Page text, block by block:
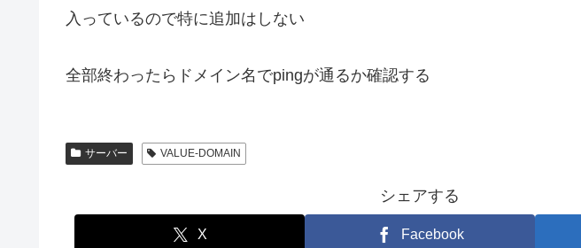
入っているので特に追加はしない
全部終わったらドメイン名でpingが通るか確認する
サーバー VALUE-DOMAIN
シェアする
X Facebook